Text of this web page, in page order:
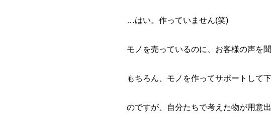
…はい。作っていません(笑)
モノを売っているのに、お客様の声を
もちろん、モノを作ってサポートして
のですが、自分たちで考えた物が用意